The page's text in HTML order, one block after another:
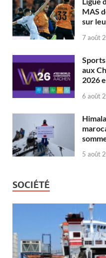
MAS
sur
7 août
aux
2026
6 août
5 août
SOCIÉTÉ